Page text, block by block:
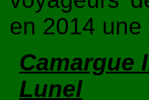
en 2014
Camargue
Lunel